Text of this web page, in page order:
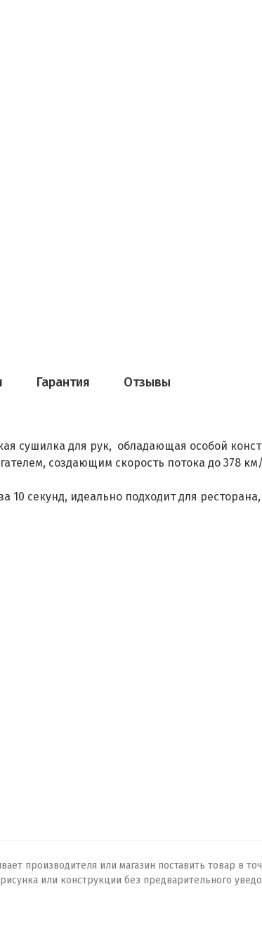
Гарантия Отзывы
сушилка для рук, обладающая особой
создающим скорость потока до 378
10 секунд, идеально подходит для
производителя или магазин поставить товар в
или конструкции без предварительного